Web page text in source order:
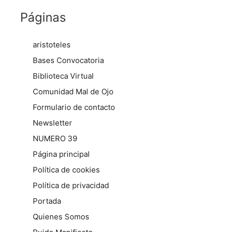
Páginas
aristoteles
Bases Convocatoria
Biblioteca Virtual
Comunidad Mal de Ojo
Formulario de contacto
Newsletter
NUMERO 39
Página principal
Política de cookies
Política de privacidad
Portada
Quienes Somos